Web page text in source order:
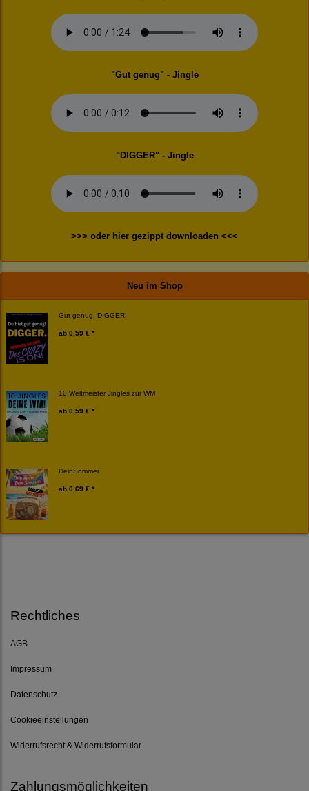
"Gut genug" - Jingle
"DIGGER" - Jingle
>>> oder hier gezippt downloaden <<<
Neu im Shop
Gut genug, DIGGER!
ab 0,59 € *
10 Weltmeister Jingles zur WM
ab 0,59 € *
DeinSommer
ab 0,69 € *
Rechtliches
AGB
Impressum
Datenschutz
Cookieeinstellungen
Widerrufsrecht & Widerrufsformular
Zahlungsmöglichkeiten